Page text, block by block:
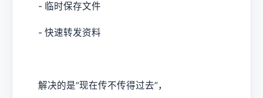
- 临时保存文件
- 快速转发资料
解决的是“现在传不传得过去”，